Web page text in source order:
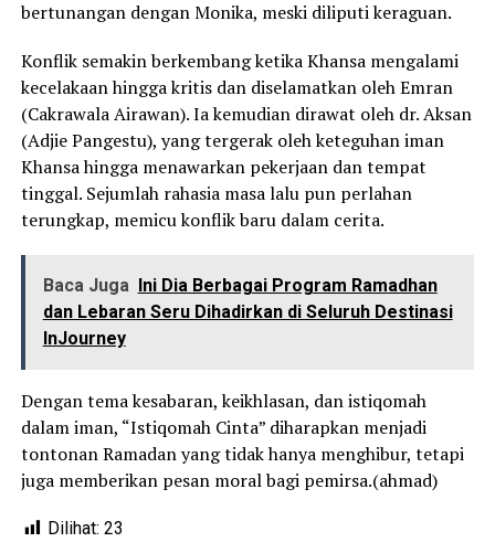
bertunangan dengan Monika, meski diliputi keraguan.
Konflik semakin berkembang ketika Khansa mengalami
kecelakaan hingga kritis dan diselamatkan oleh Emran
(Cakrawala Airawan). Ia kemudian dirawat oleh dr. Aksan
(Adjie Pangestu), yang tergerak oleh keteguhan iman
Khansa hingga menawarkan pekerjaan dan tempat
tinggal. Sejumlah rahasia masa lalu pun perlahan
terungkap, memicu konflik baru dalam cerita.
Baca Juga Ini Dia Berbagai Program Ramadhan
dan Lebaran Seru Dihadirkan di Seluruh Destinasi
InJourney
Dengan tema kesabaran, keikhlasan, dan istiqomah
dalam iman, “Istiqomah Cinta” diharapkan menjadi
tontonan Ramadan yang tidak hanya menghibur, tetapi
juga memberikan pesan moral bagi pemirsa.(ahmad)
Dilihat: 23